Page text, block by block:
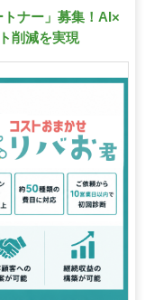
ナー」募集！AI×
削減を実現